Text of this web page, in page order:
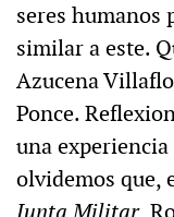
seres humanos
similar a este.
Azucena
Ponce.
una
olvidemos que,